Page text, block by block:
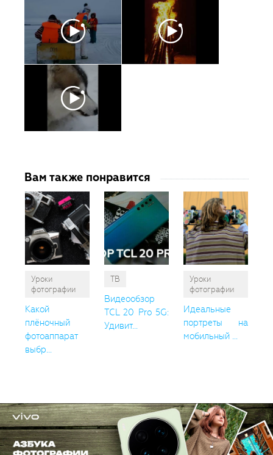
Вам также понравится
Уроки
фотографии
Какой
плёночный
фотоаппарат
выбр...
ТВ
Видеообзор
TCL 20 Pro 5G:
Удивит...
Уроки
фотографии
Идеальные
портреты на
мобильный ...